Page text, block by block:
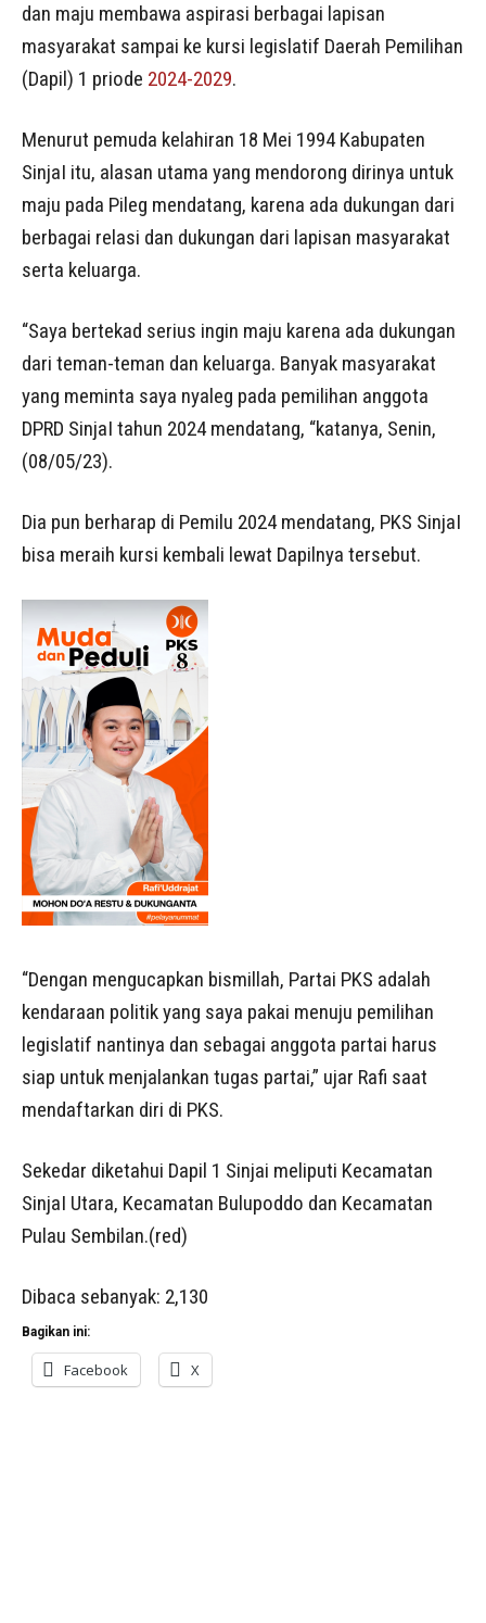
dan maju membawa aspirasi berbagai lapisan
masyarakat sampai ke kursi legislatif Daerah Pemilihan
(Dapil) 1 priode 2024-2029.
Menurut pemuda kelahiran 18 Mei 1994 Kabupaten
SinjaI itu, alasan utama yang mendorong dirinya untuk
maju pada Pileg mendatang, karena ada dukungan dari
berbagai relasi dan dukungan dari lapisan masyarakat
serta keluarga.
“Saya bertekad serius ingin maju karena ada dukungan
dari teman-teman dan keluarga. Banyak masyarakat
yang meminta saya nyaleg pada pemilihan anggota
DPRD SinjaI tahun 2024 mendatang, “katanya, Senin,
(08/05/23).
Dia pun berharap di Pemilu 2024 mendatang, PKS SinjaI
bisa meraih kursi kembali lewat Dapilnya tersebut.
“Dengan mengucapkan bismillah, Partai PKS adalah
kendaraan politik yang saya pakai menuju pemilihan
legislatif nantinya dan sebagai anggota partai harus
siap untuk menjalankan tugas partai,” ujar Rafi saat
mendaftarkan diri di PKS.
Sekedar diketahui Dapil 1 Sinjai meliputi Kecamatan
SinjaI Utara, Kecamatan Bulupoddo dan Kecamatan
Pulau Sembilan.(red)
Dibaca sebanyak: 2,130
Bagikan ini:
Facebook X